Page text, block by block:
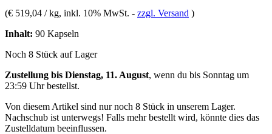
(€ 519,04 / kg, inkl. 10% MwSt. - zzgl. Versand )
Inhalt: 90 Kapseln
Noch 8 Stück auf Lager
Zustellung bis Dienstag, 11. August, wenn du bis Sonntag um
23:59 Uhrbestellst.
Von diesem Artikel sind nur noch 8 Stück in unserem Lager.
Nachschub ist unterwegs! Falls mehr bestellt wird, könnte dies das
Zustelldatum beeinflussen.